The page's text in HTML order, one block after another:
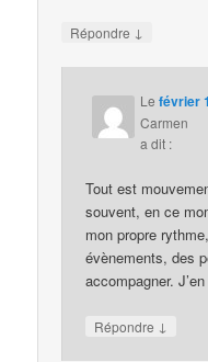
Répondre ↓
Lefévrier
Carmen
a dit :
Tout est
souvent, en ce
mon propre
évènements, des
accompagner.
Répondre ↓